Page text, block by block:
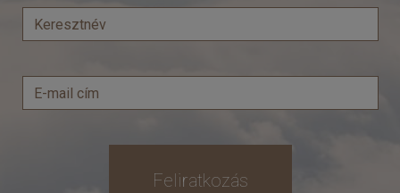
Időtartam:14 éj
már 630 €-tól (237.353 Ft)
Feliratkozás